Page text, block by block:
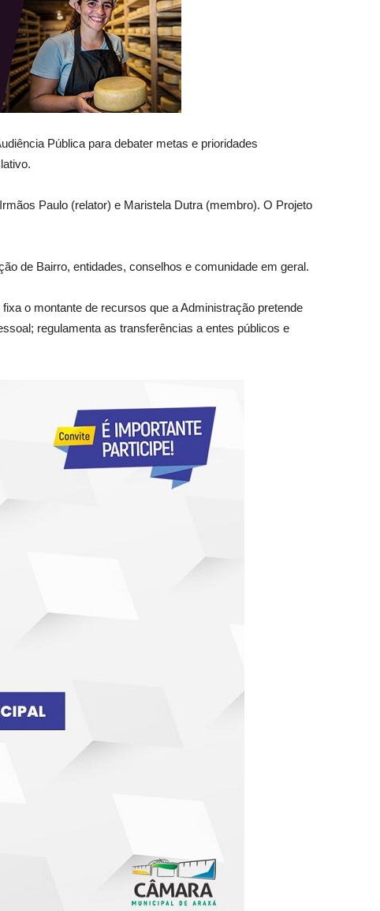
Pública para debater metas e prioridades
Paulo (relator) e Maristela Dutra (membro). O Projeto
de Bairro, entidades, conselhos e comunidade em geral.
o montante de recursos que a Administração pretende
regulamenta as transferências a entes públicos e